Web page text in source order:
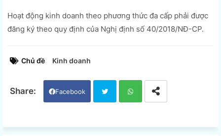
Hoạt động kinh doanh theo phương thức đa cấp phải được
đăng ký theo quy định của Nghị định số 40/2018/NĐ-CP.
Chủ đề Kinh doanh
Facebook